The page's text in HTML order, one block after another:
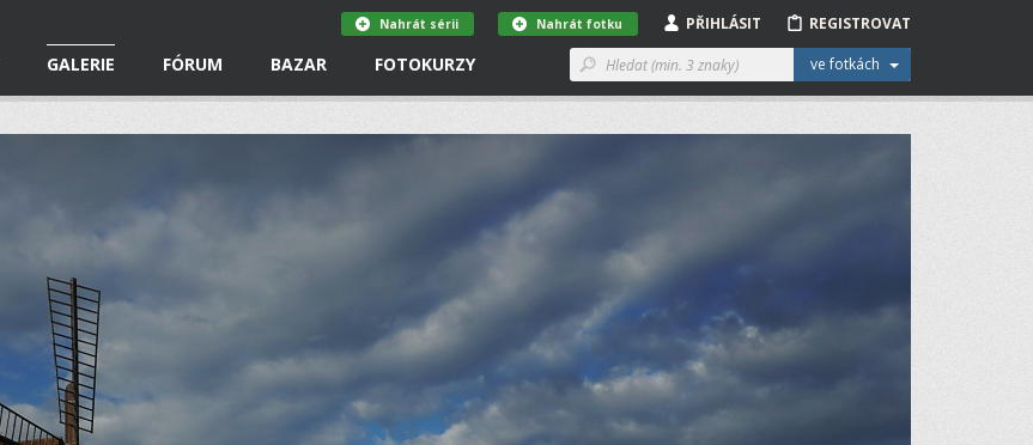
GALERIE FÓRUM BAZAR FOTOKURZY ve fotkách
REGISTROVAT
PŘIHLÁSIT
Nahrát fotku
Nahrát sérii